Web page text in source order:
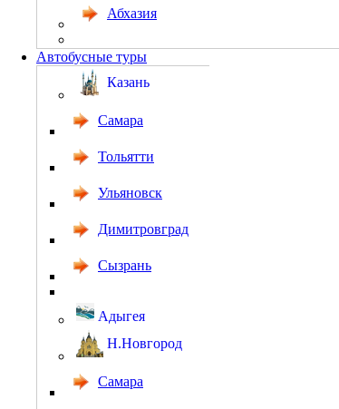
Абхазия
Автобусные туры
Казань
Самара
Тольятти
Ульяновск
Димитровград
Сызрань
Адыгея
Н.Новгород
Самара